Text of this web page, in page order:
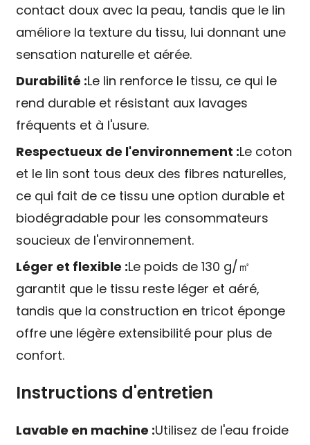
contact doux avec la peau, tandis que le lin
améliore la texture du tissu, lui donnant une
sensation naturelle et aérée.
Durabilité :Le lin renforce le tissu, ce qui le
rend durable et résistant aux lavages
fréquents et à l'usure.
Respectueux de l'environnement :Le coton
et le lin sont tous deux des fibres naturelles,
ce qui fait de ce tissu une option durable et
biodégradable pour les consommateurs
soucieux de l'environnement.
Léger et flexible :Le poids de 130 g/㎡
garantit que le tissu reste léger et aéré,
tandis que la construction en tricot éponge
offre une légère extensibilité pour plus de
confort.
Instructions d'entretien
Lavable en machine :Utilisez de l'eau froide